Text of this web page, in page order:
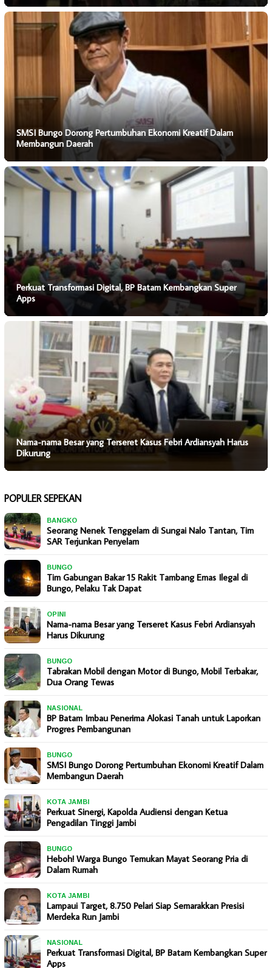
SMSI Bungo Dorong Pertumbuhan Ekonomi Kreatif Dalam
Membangun Daerah
Perkuat Transformasi Digital, BP Batam Kembangkan Super
Apps
Nama-nama Besar yang Terseret Kasus Febri Ardiansyah Harus
Dikurung
POPULER SEPEKAN
BANGKO
Seorang Nenek Tenggelam di Sungai Nalo Tantan, Tim
SAR Terjunkan Penyelam
BUNGO
Tim Gabungan Bakar 15 Rakit Tambang Emas Ilegal di
Bungo, Pelaku Tak Dapat
OPINI
Nama-nama Besar yang Terseret Kasus Febri Ardiansyah
Harus Dikurung
BUNGO
Tabrakan Mobil dengan Motor di Bungo, Mobil Terbakar,
Dua Orang Tewas
NASIONAL
BP Batam Imbau Penerima Alokasi Tanah untuk Laporkan
Progres Pembangunan
BUNGO
SMSI Bungo Dorong Pertumbuhan Ekonomi Kreatif Dalam
Membangun Daerah
KOTA JAMBI
Perkuat Sinergi, Kapolda Audiensi dengan Ketua
Pengadilan Tinggi Jambi
BUNGO
Heboh! Warga Bungo Temukan Mayat Seorang Pria di
Dalam Rumah
KOTA JAMBI
Lampaui Target, 8.750 Pelari Siap Semarakkan Presisi
Merdeka Run Jambi
NASIONAL
Perkuat Transformasi Digital, BP Batam Kembangkan Super
Apps